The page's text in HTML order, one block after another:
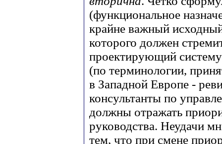
(функциональное
крайне важный
которого должен
проектирующий
(по терминологии,
в Западной Европе -
консультанты по
должны отражать
руководства. Неудачи
тем, что при смене